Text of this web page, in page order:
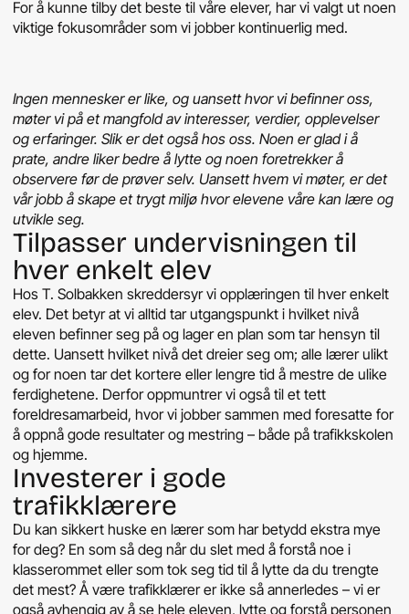
For å kunne tilby det beste til våre elever, har vi valgt ut noen
viktige fokusområder som vi jobber kontinuerlig med.
Ingen mennesker er like, og uansett hvor vi befinner oss,
møter vi på et mangfold av interesser, verdier, opplevelser
og erfaringer. Slik er det også hos oss. Noen er glad i å
prate, andre liker bedre å lytte og noen foretrekker å
observere før de prøver selv. Uansett hvem vi møter, er det
vår jobb å skape et trygt miljø hvor elevene våre kan lære og
utvikle seg.
Tilpasser undervisningen til
hver enkelt elev
Hos T. Solbakken skreddersyr vi opplæringen til hver enkelt
elev. Det betyr at vi alltid tar utgangspunkt i hvilket nivå
eleven befinner seg på og lager en plan som tar hensyn til
dette. Uansett hvilket nivå det dreier seg om; alle lærer ulikt
og for noen tar det kortere eller lengre tid å mestre de ulike
ferdighetene. Derfor oppmuntrer vi også til et tett
foreldresamarbeid, hvor vi jobber sammen med foresatte for
å oppnå gode resultater og mestring – både på trafikkskolen
og hjemme.
Investerer i gode
trafikklærere
Du kan sikkert huske en lærer som har betydd ekstra mye
for deg? En som så deg når du slet med å forstå noe i
klasserommet eller som tok seg tid til å lytte da du trengte
det mest? Å være trafikklærer er ikke så annerledes – vi er
også avhengig av å se hele eleven, lytte og forstå personen